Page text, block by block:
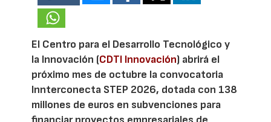
El Centro para el Desarrollo Tecnológico y
la Innovación (CDTI Innovación) abrirá el
próximo mes de octubre la convocatoria
Innterconecta STEP 2026, dotada con 138
millones de euros en subvenciones para